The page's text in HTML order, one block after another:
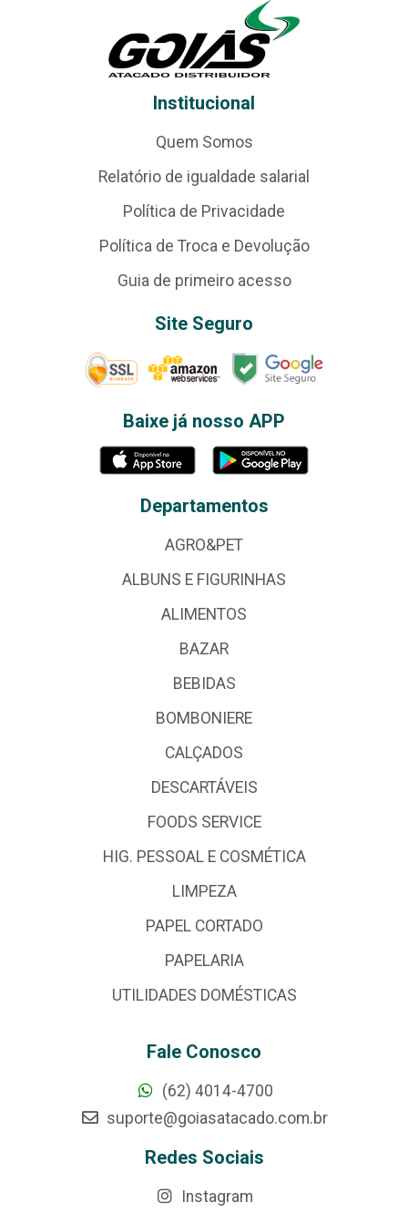
Institucional
Quem Somos
Relatório de igualdade salarial
Política de Privacidade
Política de Troca e Devolução
Guia de primeiro acesso
Site Seguro
Baixe já nosso APP
Departamentos
AGRO&PET
ALBUNS E FIGURINHAS
ALIMENTOS
BAZAR
BEBIDAS
BOMBONIERE
CALÇADOS
DESCARTÁVEIS
FOODS SERVICE
HIG. PESSOAL E COSMÉTICA
LIMPEZA
PAPEL CORTADO
PAPELARIA
UTILIDADES DOMÉSTICAS
Fale Conosco
(62) 4014-4700
suporte@goiasatacado.com.br
Redes Sociais
Instagram